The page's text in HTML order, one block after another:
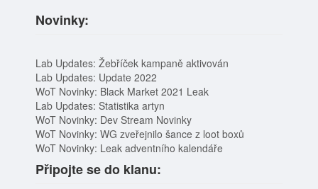
Novinky:
Lab Updates: Žebříček kampaně aktivován
Lab Updates: Update 2022
WoT Novinky: Black Market 2021 Leak
Lab Updates: Statistika artyn
WoT Novinky: Dev Stream Novinky
WoT Novinky: WG zveřejnilo šance z loot boxů
WoT Novinky: Leak adventního kalendáře
Připojte se do klanu: